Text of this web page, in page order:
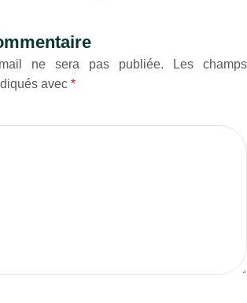
ne sera pas publiée.
Les champs
avec *